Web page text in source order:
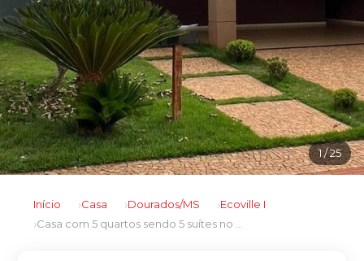
1/ 25
Início Casa Dourados/MS
Ecoville I
Casa com 5 quartos sendo 5 suítes no Ecoville I em Dourados/MS